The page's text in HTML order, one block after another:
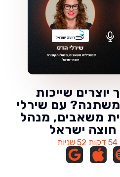
– איך יוצרים שייכות
עם שירלי
משאבים, מנהל
ישראל